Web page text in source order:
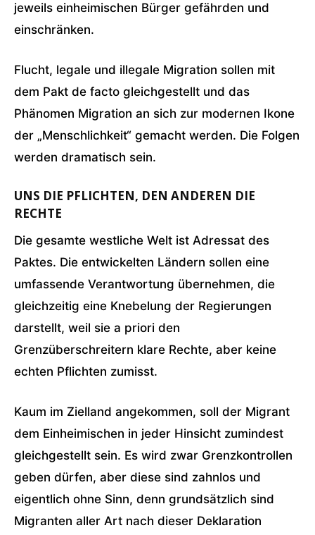
jeweils einheimischen Bürger gefährden und
einschränken.
Flucht, legale und illegale Migration sollen mit
dem Pakt de facto gleichgestellt und das
Phänomen Migration an sich zur modernen Ikone
der „Menschlichkeit“ gemacht werden. Die Folgen
werden dramatisch sein.
UNS DIE PFLICHTEN, DEN ANDEREN DIE
RECHTE
Die gesamte westliche Welt ist Adressat des
Paktes. Die entwickelten Ländern sollen eine
umfassende Verantwortung übernehmen, die
gleichzeitig eine Knebelung der Regierungen
darstellt, weil sie a priori den
Grenzüberschreitern klare Rechte, aber keine
echten Pflichten zumisst.
Kaum im Zielland angekommen, soll der Migrant
dem Einheimischen in jeder Hinsicht zumindest
gleichgestellt sein. Es wird zwar Grenzkontrollen
geben dürfen, aber diese sind zahnlos und
eigentlich ohne Sinn, denn grundsätzlich sind
Migranten aller Art nach dieser Deklaration